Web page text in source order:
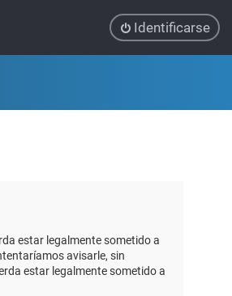
Identificarse
estar legalmente sometido a
avisarle, sin
estar legalmente sometido a